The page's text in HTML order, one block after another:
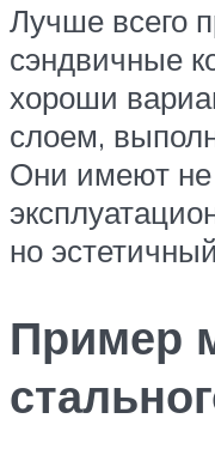
Лучше всего
сэндвичные
хороши
слоем,
Они имеют не
но
Пример